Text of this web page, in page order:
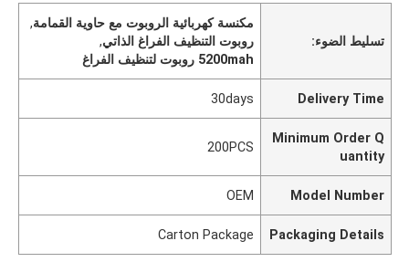
تسليط الضوء:
مكنسة كهربائية الروبوت مع حاوية القمامة,
روبوت التنظيف الفراغ الذاتي,
5200mah روبوت لتنظيف الفراغ
Delivery Time
30days
Minimum Order Q
uantity
200PCS
Model Number
OEM
Packaging Details
Carton Package